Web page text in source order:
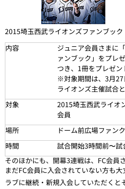
2015埼玉西武ライオンズファンブック
内容
ジュニア会員さまに
ァンブック」をプレ
つき、1冊をプレゼン
※対象期間は、3月
ライオンズ主催試合
対象
2015埼玉西武ライ
会員
場所
ドーム前広場ファン
時間
試合開始3時間前〜試
そのほかにも、開幕3連戦は、FC会員
まだFC会員に入会されていない方も
ラブに継続・新規入会していただくと